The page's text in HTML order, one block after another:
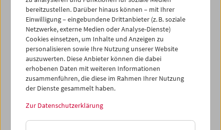
iCalender
Programmheft-PDF
English language or subtitles
< Vorherige Woche
Mo 26.9.
bereitzustellen. Darüber hinaus können – mit Ihrer
Einwilligung – eingebundene Drittanbieter (z. B. soziale
Netzwerke, externe Medien oder Analyse-Dienste)
Cookies einsetzen, um Inhalte und Anzeigen zu
personalisieren sowie Ihre Nutzung unserer Website
auszuwerten. Diese Anbieter können die dabei
erhobenen Daten mit weiteren Informationen
zusammenführen, die diese im Rahmen Ihrer Nutzung
der Dienste gesammelt haben.
Zur Datenschutzerklärung